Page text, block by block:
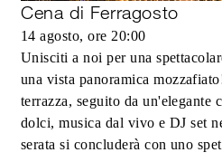
Cena di Ferragosto
14 agosto, ore 20:00
Unisciti a noi per una
una vista panoramica
terrazza, seguito da un'elegante
dolci, musica dal vivo e DJ set
serata si concluderà con uno